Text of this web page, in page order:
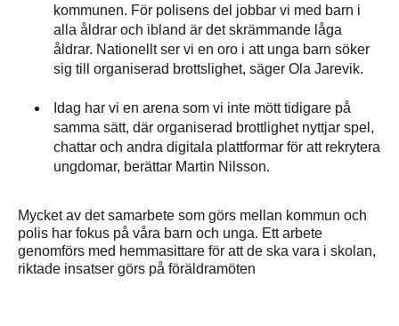
kommunen. För polisens del jobbar vi med barn i
alla åldrar och ibland är det skrämmande låga
åldrar. Nationellt ser vi en oro i att unga barn söker
sig till organiserad brottslighet, säger Ola Jarevik.
Idag har vi en arena som vi inte mött tidigare på
samma sätt, där organiserad brottlighet nyttjar spel,
chattar och andra digitala plattformar för att rekrytera
ungdomar, berättar Martin Nilsson.
Mycket av det samarbete som görs mellan kommun och
polis har fokus på våra barn och unga. Ett arbete
genomförs med hemmasittare för att de ska vara i skolan,
riktade insatser görs på föräldramöten